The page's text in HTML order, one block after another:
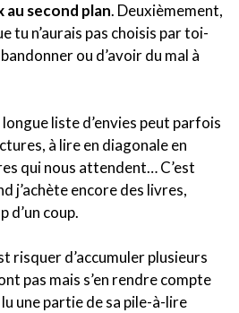
second plan. Deuxièmement,
tu n’aurais pas choisis par toi-
ou d’avoir du mal à
liste d’envies peut parfois
à lire en diagonale en
qui nous attendent… C’est
j’achète encore des livres,
d’un coup.
risquer d’accumuler plusieurs
pas mais s’en rendre compte
une partie de sa pile-à-lire